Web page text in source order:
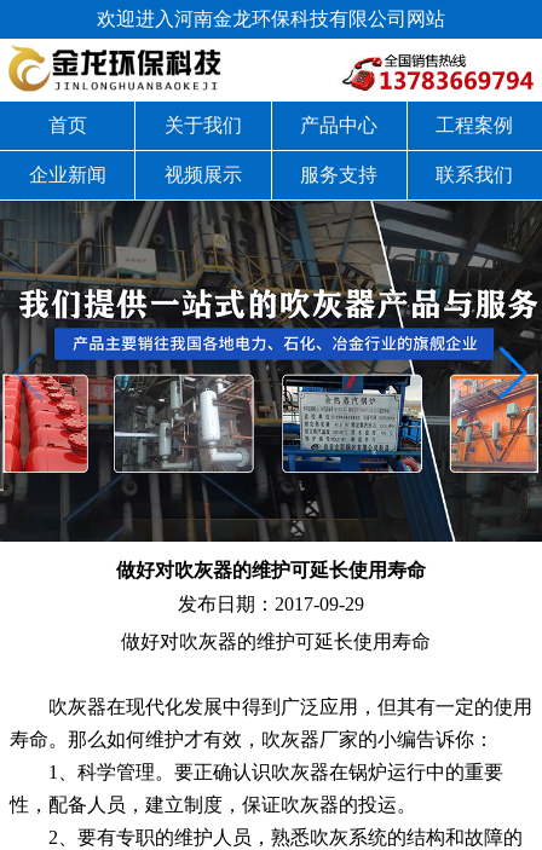
欢迎进入河南金龙环保科技有限公司网站
首页 关于我们 产品中心 工程案例
企业新闻 视频展示 服务支持 联系我们
做好对吹灰器的维护可延长使用寿命
发布日期：2017-09-29
做好对吹灰器的维护可延长使用寿命
吹灰器在现代化发展中得到广泛应用，但其有一定的使用
寿命。那么如何维护才有效，吹灰器厂家的小编告诉你：
1、科学管理。要正确认识吹灰器在锅炉运行中的重要
性，配备人员，建立制度，保证吹灰器的投运。
2、要有专职的维护人员，熟悉吹灰系统的结构和故障的